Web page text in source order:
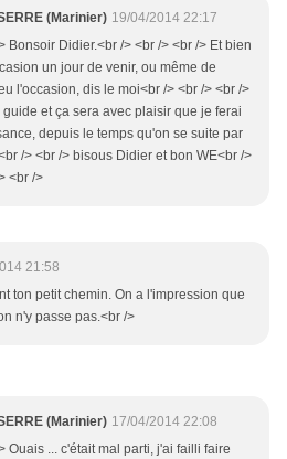
(Marinier) 19/04/2014 22:17
Bonsoir Didier.<br /> <br /> <br /> Et bien
un jour de venir, ou même de
l'occasion, dis le moi<br /> <br /> <br />
et ça sera avec plaisir que je ferai
depuis le temps qu'on se suite par
/> <br /> bisous Didier et bon WE<br />
<br />
21:58
ton petit chemin. On a l'impression que
n'y passe pas.<br />
(Marinier) 17/04/2014 22:08
Ouais ... c'était mal parti, j'ai failli faire